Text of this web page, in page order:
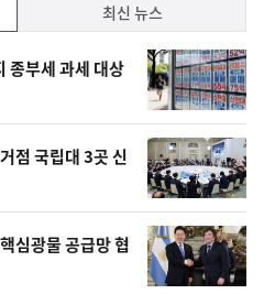
최신 뉴스
종부세 과세 대상
점 국립대 3곳 신
심광물 공급망 협